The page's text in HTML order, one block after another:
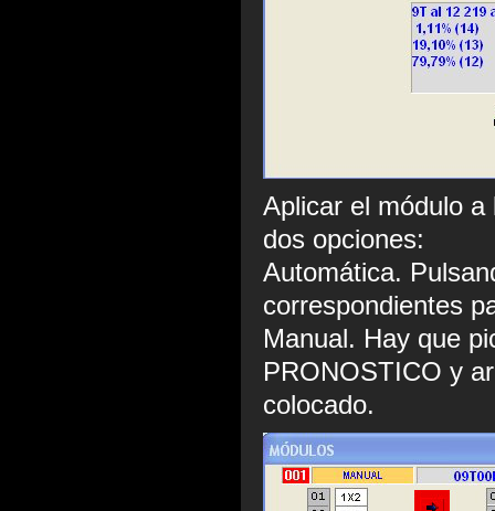
Aplicar el módulo
dos opciones:
Automática.
correspondientes
Manual. Hay que
PRONOSTICO y
colocado.